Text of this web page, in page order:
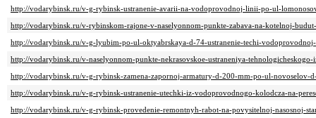
http://vodarybinsk.ru/v-g-rybinsk-ustranenie-avarii-na-vodoprovodnoj-linii-po-ul-
http://vodarybinsk.ru/v-rybinskom-rajone-v-naselyonnom-punkte-zabava-na-kotelnoj-
http://vodarybinsk.ru/v-g-lyubim-po-ul-oktyabrskaya-d-74-ustranenie-techi-
http://vodarybinsk.ru/v-naselyonnom-punkte-nekrasovskoe-ustraneniya-
http://vodarybinsk.ru/v-g-rybinsk-zamena-zapornoj-armatury-d-200-mm-po-ul-novoselov-
http://vodarybinsk.ru/v-g-rybinsk-ustranenie-utechki-iz-vodoprovodnogo-kolodcza-na-
http://vodarybinsk.ru/v-g-rybinsk-provedenie-remontnyh-rabot-na-povysitelnoj-nasosnoj-